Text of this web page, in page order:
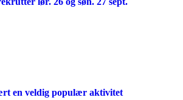
en veldig populær aktivitet